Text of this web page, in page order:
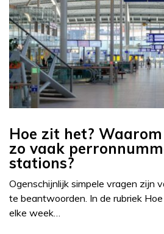
Hoe zit het?
zo vaak
stations?
Ogenschijnlijk simpele vragen zijn
te beantwoorden. In de rubriek
elke week…